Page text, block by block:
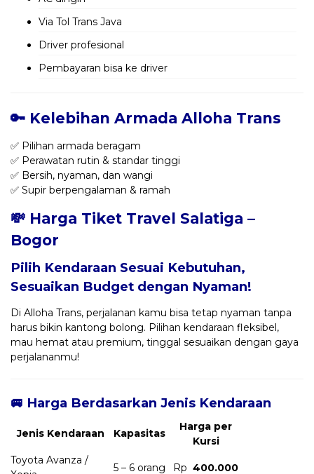
Via Tol Trans Java
Driver profesional
Pembayaran bisa ke driver
🔑 Kelebihan Armada Alloha Trans
✅ Pilihan armada beragam
✅ Perawatan rutin & standar tinggi
✅ Bersih, nyaman, dan wangi
✅ Supir berpengalaman & ramah
💸 Harga Tiket Travel Salatiga –
Bogor
Pilih Kendaraan Sesuai Kebutuhan,
Sesuaikan Budget dengan Nyaman!
Di Alloha Trans, perjalanan kamu bisa tetap nyaman tanpa
harus bikin kantong bolong. Pilihan kendaraan fleksibel,
mau hemat atau premium, tinggal sesuaikan dengan gaya
perjalananmu!
🚐 Harga Berdasarkan Jenis Kendaraan
Jenis Kendaraan Kapasitas
Harga per
Kursi
Toyota Avanza /
5 – 6 orang Rp 400.000